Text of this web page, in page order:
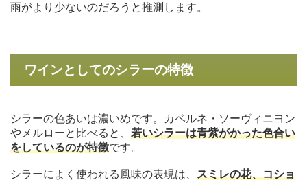
雨がより少ないのだろうと推測します。
ワインとしてのシラーの特徴
シラーの色あいは濃いめです。カベルネ・ソーヴィニヨン
やメルローと比べると、 若いシラーは青紫がかった色合い
をしているのが特徴です。
シラーによく使われる風味の表現は、 スミレの花、コショ